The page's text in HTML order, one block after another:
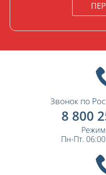
Звонок по
8 800
Пн-Пт.